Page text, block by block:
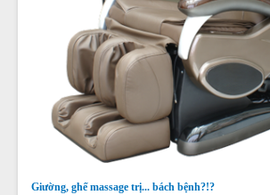
Giường, ghế massage trị... bách bệnh?!?